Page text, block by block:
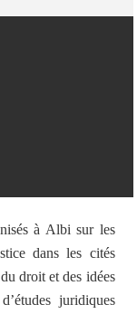
à Albi sur les
dans les cités
droit et des idées
juridiques